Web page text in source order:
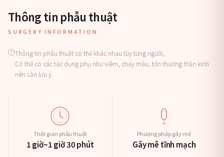
Thông tin phẫu thuật
SURGERY INFORMATION
Thông tin phẫu thuật có thể khác nhau tùy từng người,
Có thể có các tác dụng phụ như viêm, chảy máu, tổn thương thần kinh
nên cần lưu ý.
Thời gian phẫu thuật
1 giờ~1 giờ 30 phút
Phương pháp gây mê
Gây mê tĩnh mạch